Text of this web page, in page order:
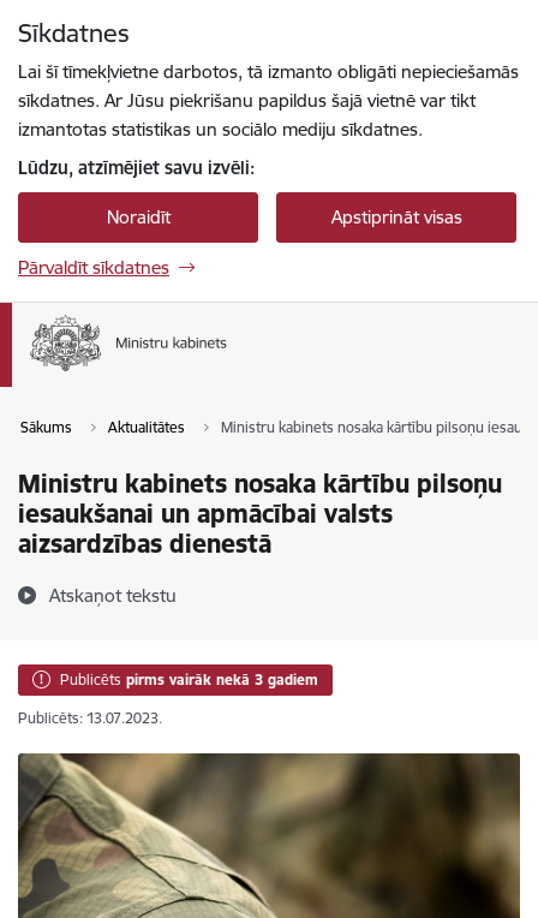
Sīkdatnes
Lai šī tīmekļvietne darbotos, tā izmanto obligāti nepieciešamās
sīkdatnes. Ar Jūsu piekrišanu papildus šajā vietnē var tikt
izmantotas statistikas un sociālo mediju sīkdatnes.
Lūdzu, atzīmējiet savu izvēli:
Noraidīt Apstiprināt visas
Pārvaldīt sīkdatnes
Sākums Aktualitātes Ministru kabinets nosaka kārtību pilsoņu
Ministru kabinets nosaka kārtību pilsoņu
iesaukšanai un apmācībai valsts
aizsardzības dienestā
Atskaņot tekstu
Publicēts pirms vairāk nekā 3 gadiem
Publicēts: 13.07.2023.